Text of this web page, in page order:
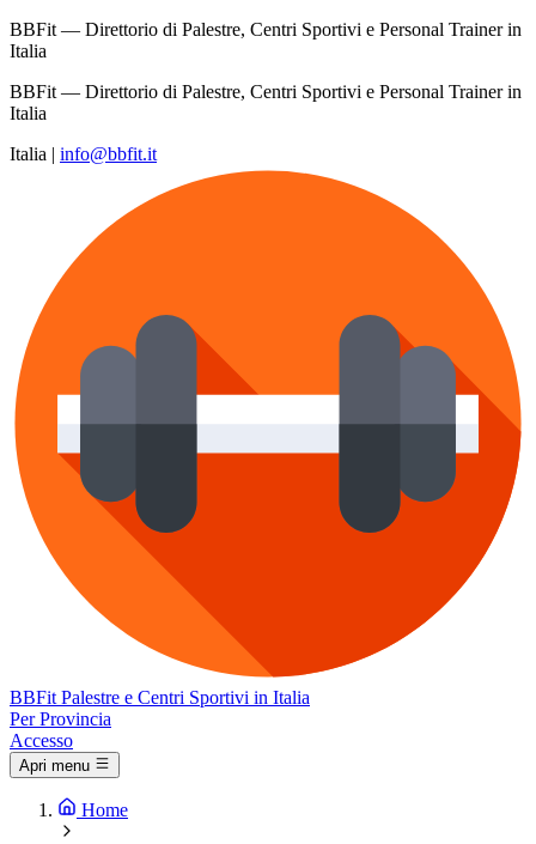
BBFit — Direttorio di Palestre, Centri Sportivi e Personal Trainer in
Italia
BBFit — Direttorio di Palestre, Centri Sportivi e Personal Trainer in
Italia
Italia | info@bbfit.it
BBFit Palestre e Centri Sportivi in Italia
Per Provincia
Accesso
Apri menu
Home